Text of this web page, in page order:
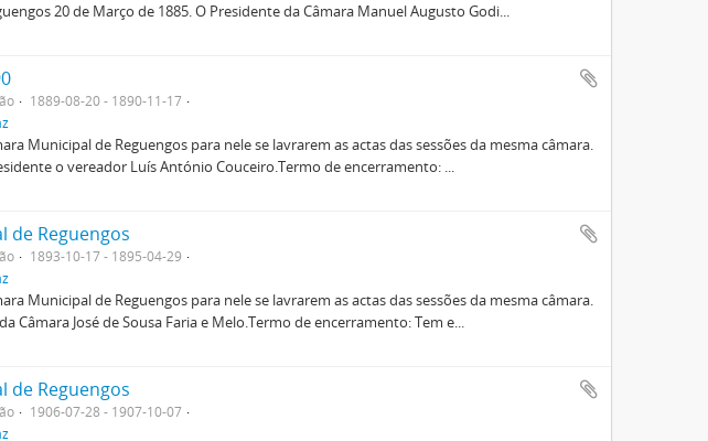
20 de Março de 1885. O Presidente da Câmara Manuel Augusto Godi...
1889-08-20 - 1890-11-17
Municipal de Reguengos para nele se lavrarem as actas das sessões da mesma câmara.
o vereador Luís António Couceiro.Termo de encerramento: ...
de Reguengos
1893-10-17 - 1895-04-29
Municipal de Reguengos para nele se lavrarem as actas das sessões da mesma câmara.
Câmara José de Sousa Faria e Melo.Termo de encerramento: Tem e...
de Reguengos
1906-07-28 - 1907-10-07